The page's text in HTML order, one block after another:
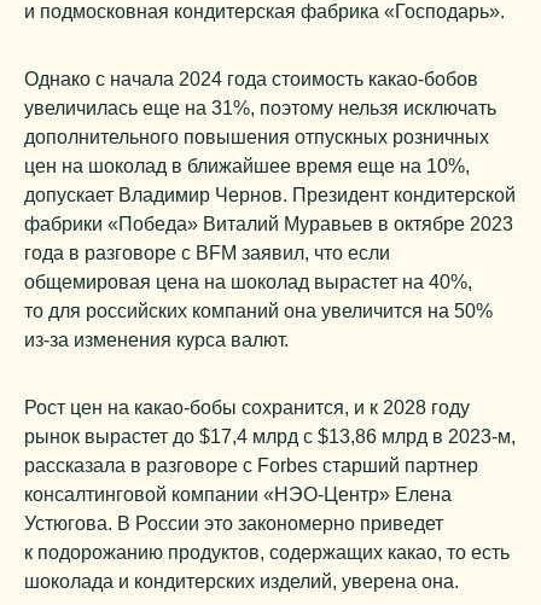
и подмосковная кондитерская фабрика «Господарь».
Однако с начала 2024 года стоимость какао-бобов
увеличилась еще на 31%, поэтому нельзя исключать
дополнительного повышения отпускных розничных
цен на шоколад в ближайшее время еще на 10%,
допускает Владимир Чернов. Президент кондитерской
фабрики «Победа» Виталий Муравьев в октябре 2023
года в разговоре с BFM заявил, что если
общемировая цена на шоколад вырастет на 40%,
то для российских компаний она увеличится на 50%
из-за изменения курса валют.
Рост цен на какао-бобы сохранится, и к 2028 году
рынок вырастет до $17,4 млрд с $13,86 млрд в 2023-м,
рассказала в разговоре с Forbes старший партнер
консалтинговой компании «НЭО-Центр» Елена
Устюгова. В России это закономерно приведет
к подорожанию продуктов, содержащих какао, то есть
шоколада и кондитерских изделий, уверена она.